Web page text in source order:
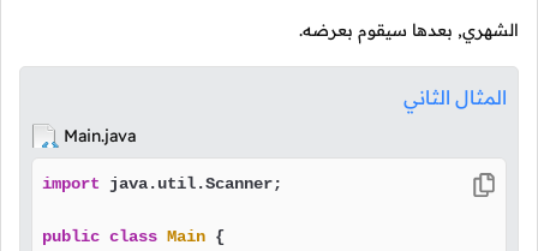
الشهري, بعدها سيقوم بعرضه.
المثال الثاني
Main.java
import
public class Main {